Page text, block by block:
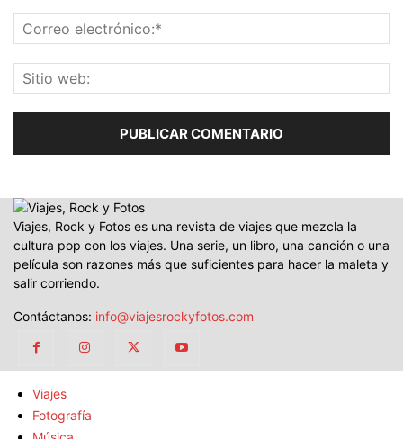
Viajes, Rock y Fotos es una revista de viajes que mezcla la
cultura pop con los viajes. Una serie, un libro, una canción o una
película son razones más que suficientes para hacer la maleta y
salir corriendo.
Contáctanos: info@viajesrockyfotos.com
Viajes
Fotografía